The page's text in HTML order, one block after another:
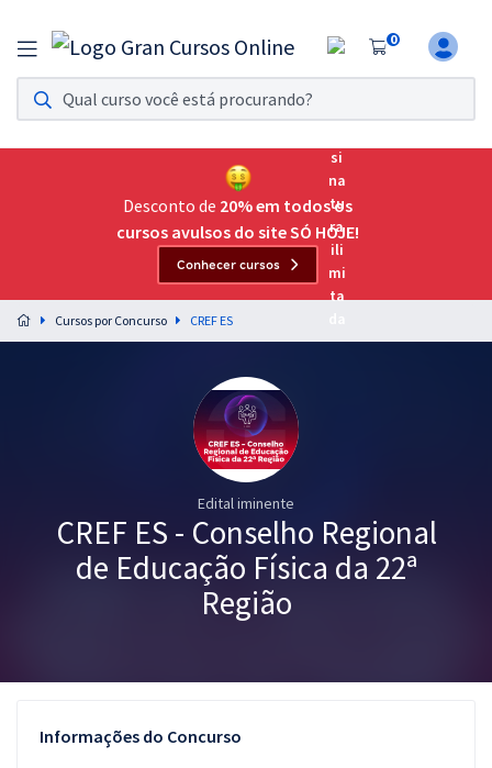
0
Assinatura Ilimitada 11
Acesso a todos os cursos. Teste grátis por 7 dias!
Assinatura OAB Até Passar
Acesso ilimitado a toda preparação para o Exame da
Preparação completa e intensiva para as principais
residências em saúde do Brasil
Graduação
Desconto de 20% em todos os
cursos avulsos do site SÓ HOJE!
Conhecer cursos
Cursos por Concurso CREF ES
Edital iminente
CREF ES - Conselho Regional
de Educação Física da 22ª
Região
Informações do Concurso